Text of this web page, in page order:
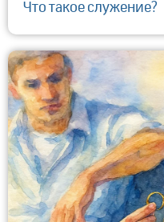
Что такое служение?